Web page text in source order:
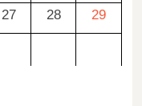
27 28 29